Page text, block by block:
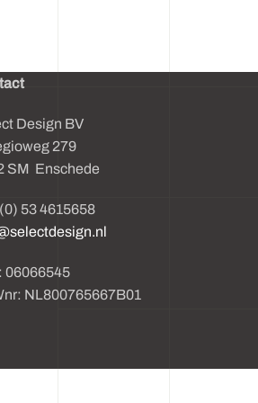
Design BV
279
SM Enschede
53 4615658
06066545
NL800765667B01